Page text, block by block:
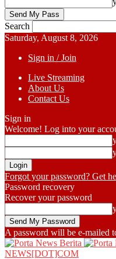
Search
Saturday, August 8, 2026
Sign in / Join
Live Streaming
About Us
Contact Us
Sign in
Welcome! Log into your
Forgot your password? Get
Password recovery
Recover your password
A password will be e-mailed
NEWS[DOT]COM